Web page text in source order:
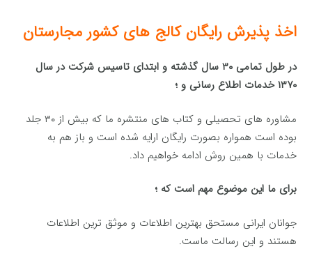
اخذ پذیرش رایگان کالج های کشور مجارستان
در طول تمامی ۳۰ سال گذشته و ابتدای تاسیس شرکت در سال
۱۳۷۰ خدمات اطلاع رسانی و ؛
مشاوره های تحصیلی و کتاب های منتشره ما که بیش از ۳۰ جلد
بوده است همواره بصورت رایگان ارایه شده است و باز هم به
خدمات با همین روش ادامه خواهیم داد.
برای ما این موضوع مهم است که ؛
جوانان ایرانی مستحق بهترین اطلاعات و موثق ترین اطلاعات
هستند و این رسالت ماست.